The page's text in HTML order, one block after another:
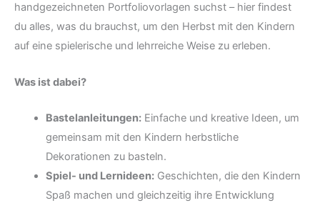
handgezeichneten Portfoliovorlagen suchst – hier findest
du alles, was du brauchst, um den Herbst mit den Kindern
auf eine spielerische und lehrreiche Weise zu erleben.
Was ist dabei?
Bastelanleitungen:Einfache und kreative Ideen, um
gemeinsam mit den Kindern herbstliche
Dekorationen zu basteln.
Spiel- und Lernideen:Geschichten, die den Kindern
Spaß machen und gleichzeitig ihre Entwicklung